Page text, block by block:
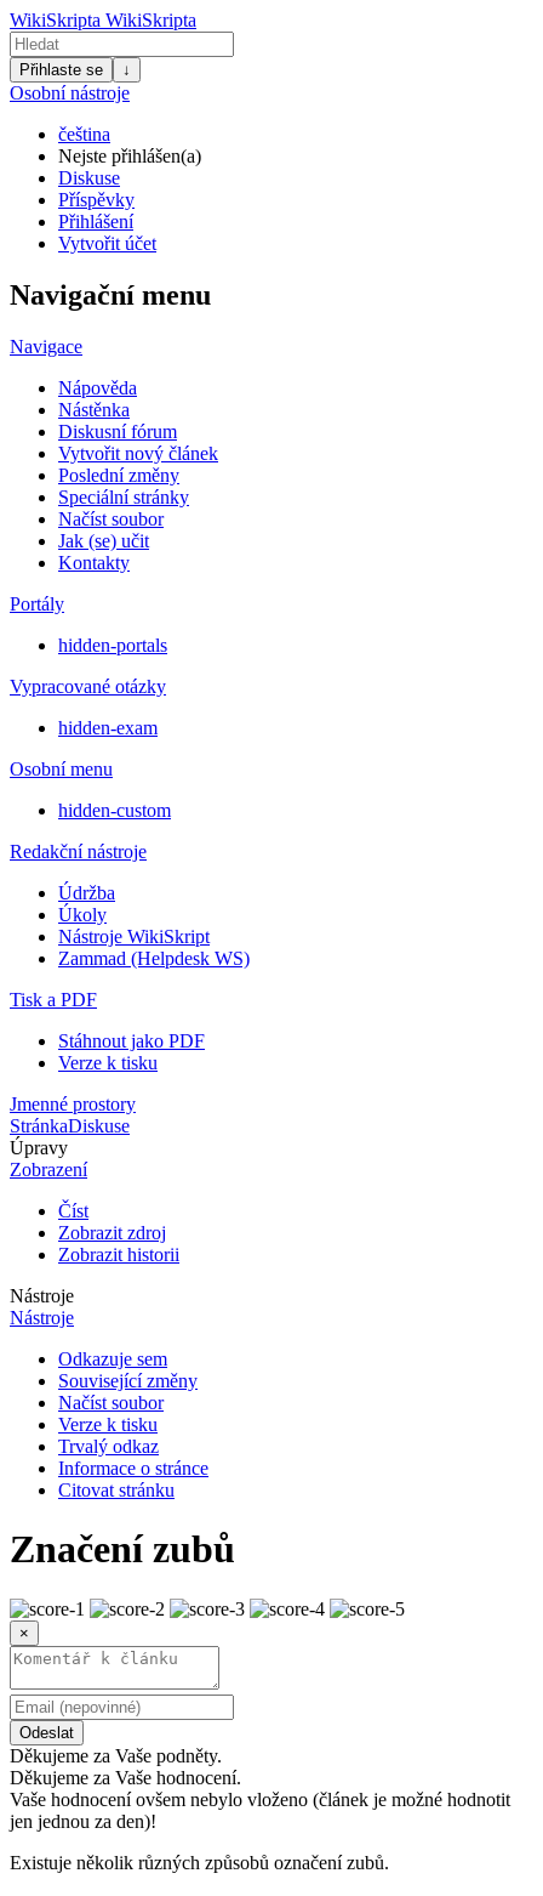
WikiSkripta WikiSkripta
Přihlaste se ↓
Osobní nástroje
čeština
Nejste přihlášen(a)
Diskuse
Příspěvky
Přihlášení
Vytvořit účet
Navigační menu
Navigace
Nápověda
Nástěnka
Diskusní fórum
Vytvořit nový článek
Poslední změny
Speciální stránky
Načíst soubor
Jak (se) učit
Kontakty
Portály
hidden-portals
Vypracované otázky
hidden-exam
Osobní menu
hidden-custom
Redakční nástroje
Údržba
Úkoly
Nástroje WikiSkript
Zammad (Helpdesk WS)
Tisk a PDF
Stáhnout jako PDF
Verze k tisku
Jmenné prostory
StránkaDiskuse
Úpravy
Zobrazení
Číst
Zobrazit zdroj
Zobrazit historii
Nástroje
Nástroje
Odkazuje sem
Související změny
Načíst soubor
Verze k tisku
Trvalý odkaz
Informace o stránce
Citovat stránku
Značení zubů
×
Odeslat
Děkujeme za Vaše podněty.
Děkujeme za Vaše hodnocení.
Vaše hodnocení ovšem nebylo vloženo (článek je možné hodnotit
jen jednou za den)!
Existuje několik různých způsobů označení zubů.